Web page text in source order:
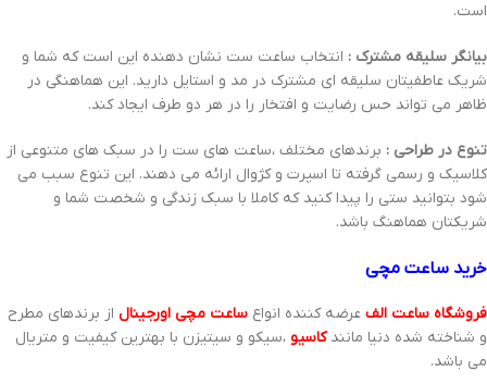
است.
بیانگر سلیقه مشترک : انتخاب ساعت ست نشان دهنده این است که شما و
شریک عاطفیتان سلیقه ای مشترک در مد و استایل دارید. این هماهنگی در
ظاهر می تواند حس رضایت و افتخار را در هر دو طرف ایجاد کند.
تنوع در طراحی : برندهای مختلف ،ساعت های ست را در سبک های متنوعی از
کلاسیک و رسمی گرفته تا اسپرت و کژوال ارائه می دهند. این تنوع سبب می
شود بتوانید ستی را پیدا کنید که کاملا با سبک زندگی و شخصت شما و
شریکتان هماهنگ باشد.
خرید ساعت مچی
فروشگاه ساعت الف عرضه کننده انواع ساعت مچی اورجینال از برندهای مطرح
و شناخته شده دنیا مانندکاسیو ،سیکو و سیتیزن با بهترین کیفیت و متریال
می باشد.